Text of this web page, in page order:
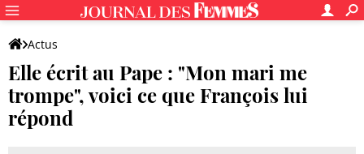
Actus
Elle écrit au Pape : "Mon mari me
trompe", voici ce que François lui
répond